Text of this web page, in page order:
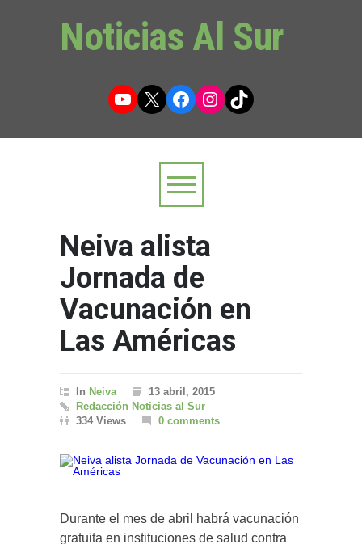
Noticias Al Sur
YouTube
X Facebook
Instagram
TikTok
Neiva alista
Jornada de
Vacunación en
Las Américas
In Neiva
13 abril, 2015
Redacción Noticias al Sur
334 Views
0 comments
Durante el mes de abril habrá vacunación
gratuita en instituciones de salud contra